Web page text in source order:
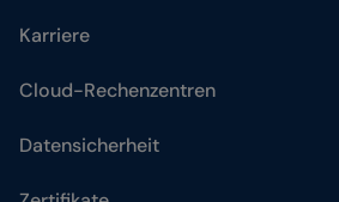
Karriere
Cloud-Rechenzentren
Datensicherheit